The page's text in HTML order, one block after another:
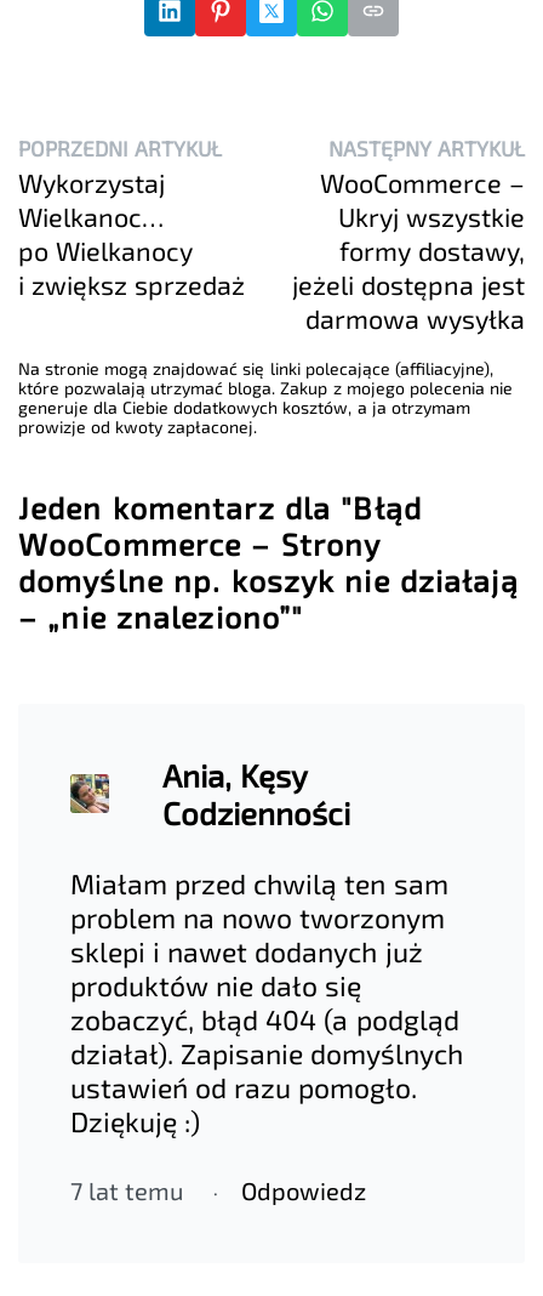
POPRZEDNI ARTYKUŁ
Wykorzystaj
Wielkanoc…
po Wielkanocy
i zwiększ sprzedaż
NASTĘPNY ARTYKUŁ
WooCommerce –
Ukryj wszystkie
formy dostawy,
jeżeli dostępna jest
darmowa wysyłka
Na stronie mogą znajdować się linki polecające (affiliacyjne),
które pozwalają utrzymać bloga. Zakup z mojego polecenia nie
generuje dla Ciebie dodatkowych kosztów, a ja otrzymam
prowizje od kwoty zapłaconej.
Jeden komentarz dla "Błąd
WooCommerce – Strony
domyślne np. koszyk nie działają
– „nie znaleziono”"
Ania, Kęsy
Codzienności
Miałam przed chwilą ten sam
problem na nowo tworzonym
sklepi i nawet dodanych już
produktów nie dało się
zobaczyć, błąd 404 (a podgląd
działał). Zapisanie domyślnych
ustawień od razu pomogło.
Dziękuję :)
7 lat temu Odpowiedz